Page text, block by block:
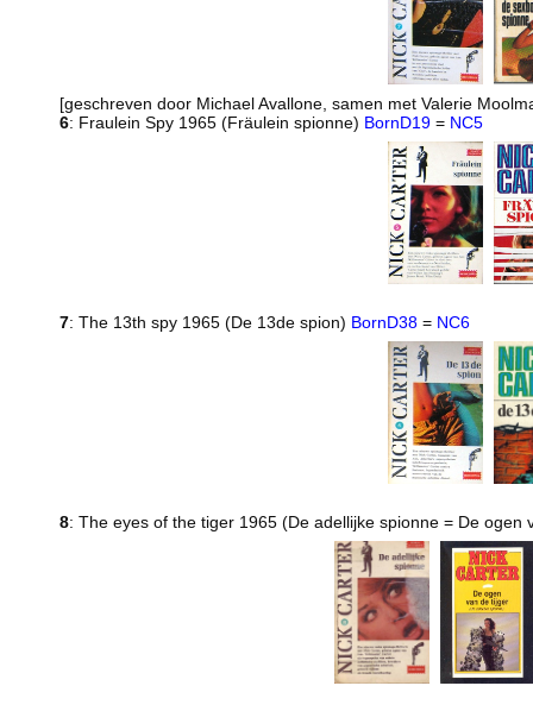
[geschreven door Michael Avallone, samen met Valerie
6: Fraulein Spy 1965 (Fräulein spionne) BornD19 = NC5
7: The 13th spy 1965 (De 13de spion) BornD38 = NC6
8: The eyes of the tiger 1965 (De adellijke spionne = De ogen